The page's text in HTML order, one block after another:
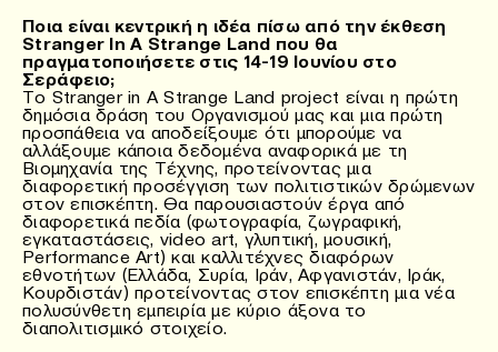
Ποια είναι κεντρική η ιδέα πίσω από την έκθεση
Stranger In A Strange Land που θα
πραγματοποιήσετε στις 14-19 Ιουνίου στο
Σεράφειο;
Το Stranger in A Strange Land project είναι η πρώτη
δημόσια δράση του Οργανισμού μας και μια πρώτη
προσπάθεια να αποδείξουμε ότι μπορούμε να
αλλάξουμε κάποια δεδομένα αναφορικά με τη
Βιομηχανία της Τέχνης, προτείνοντας μια
διαφορετική προσέγγιση των πολιτιστικών δρώμενων
στον επισκέπτη. Θα παρουσιαστούν έργα από
διαφορετικά πεδία (φωτογραφία, ζωγραφική,
εγκαταστάσεις, video art, γλυπτική, μουσική,
Performance Art) και καλλιτέχνες διαφόρων
εθνοτήτων (Ελλάδα, Συρία, Ιράν, Αφγανιστάν, Ιράκ,
Κουρδιστάν) προτείνοντας στον επισκέπτη μια νέα
πολυσύνθετη εμπειρία με κύριο άξονα το
διαπολιτισμικό στοιχείο.